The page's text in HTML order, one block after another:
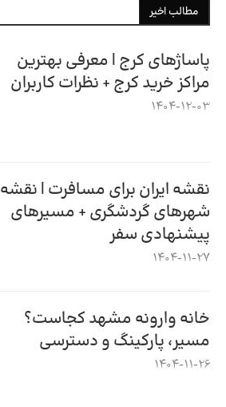
مطالب اخیر
پاساژهای کرج | معرفی بهترین
مراکز خرید کرج + نظرات کاربران
1404-12-03
نقشه ایران برای مسافرت | نقشه
شهرهای گردشگری + مسیرهای
پیشنهادی سفر
1404-11-27
خانه وارونه مشهد کجاست؟
مسیر، پارکینگ و دسترسی
1404-11-26